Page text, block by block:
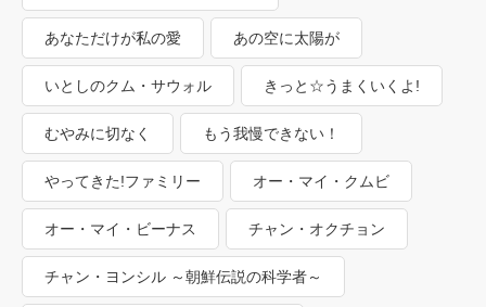
あなただけが私の愛 あの空に太陽が
いとしのクム・サウォル きっと☆うまくいくよ!
むやみに切なく もう我慢できない！
やってきた!ファミリー オー・マイ・クムビ
オー・マイ・ビーナス チャン・オクチョン
チャン・ヨンシル ～朝鮮伝説の科学者～